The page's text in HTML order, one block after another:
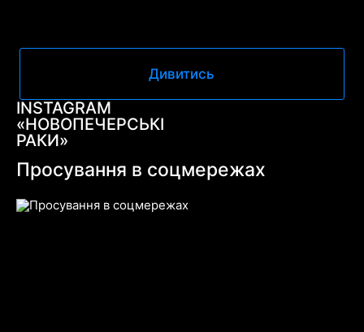
Дивитись
INSTAGRAM
«НОВОПЕЧЕРСЬКІ
РАКИ»
Просування в соцмережах